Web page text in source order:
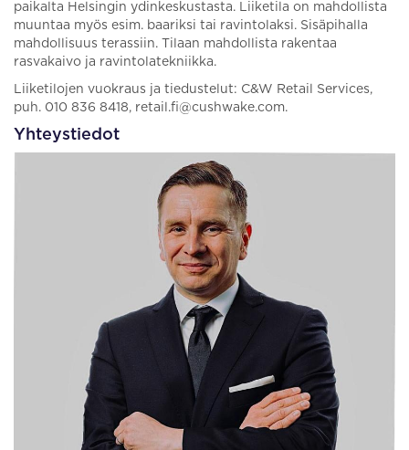
paikalta Helsingin ydinkeskustasta. Liiketila on mahdollista
muuntaa myös esim. baariksi tai ravintolaksi. Sisäpihalla
mahdollisuus terassiin. Tilaan mahdollista rakentaa
rasvakaivo ja ravintolatekniikka.
Liiketilojen vuokraus ja tiedustelut: C&W Retail Services,
puh. 010 836 8418, retail.fi@cushwake.com.
Yhteystiedot